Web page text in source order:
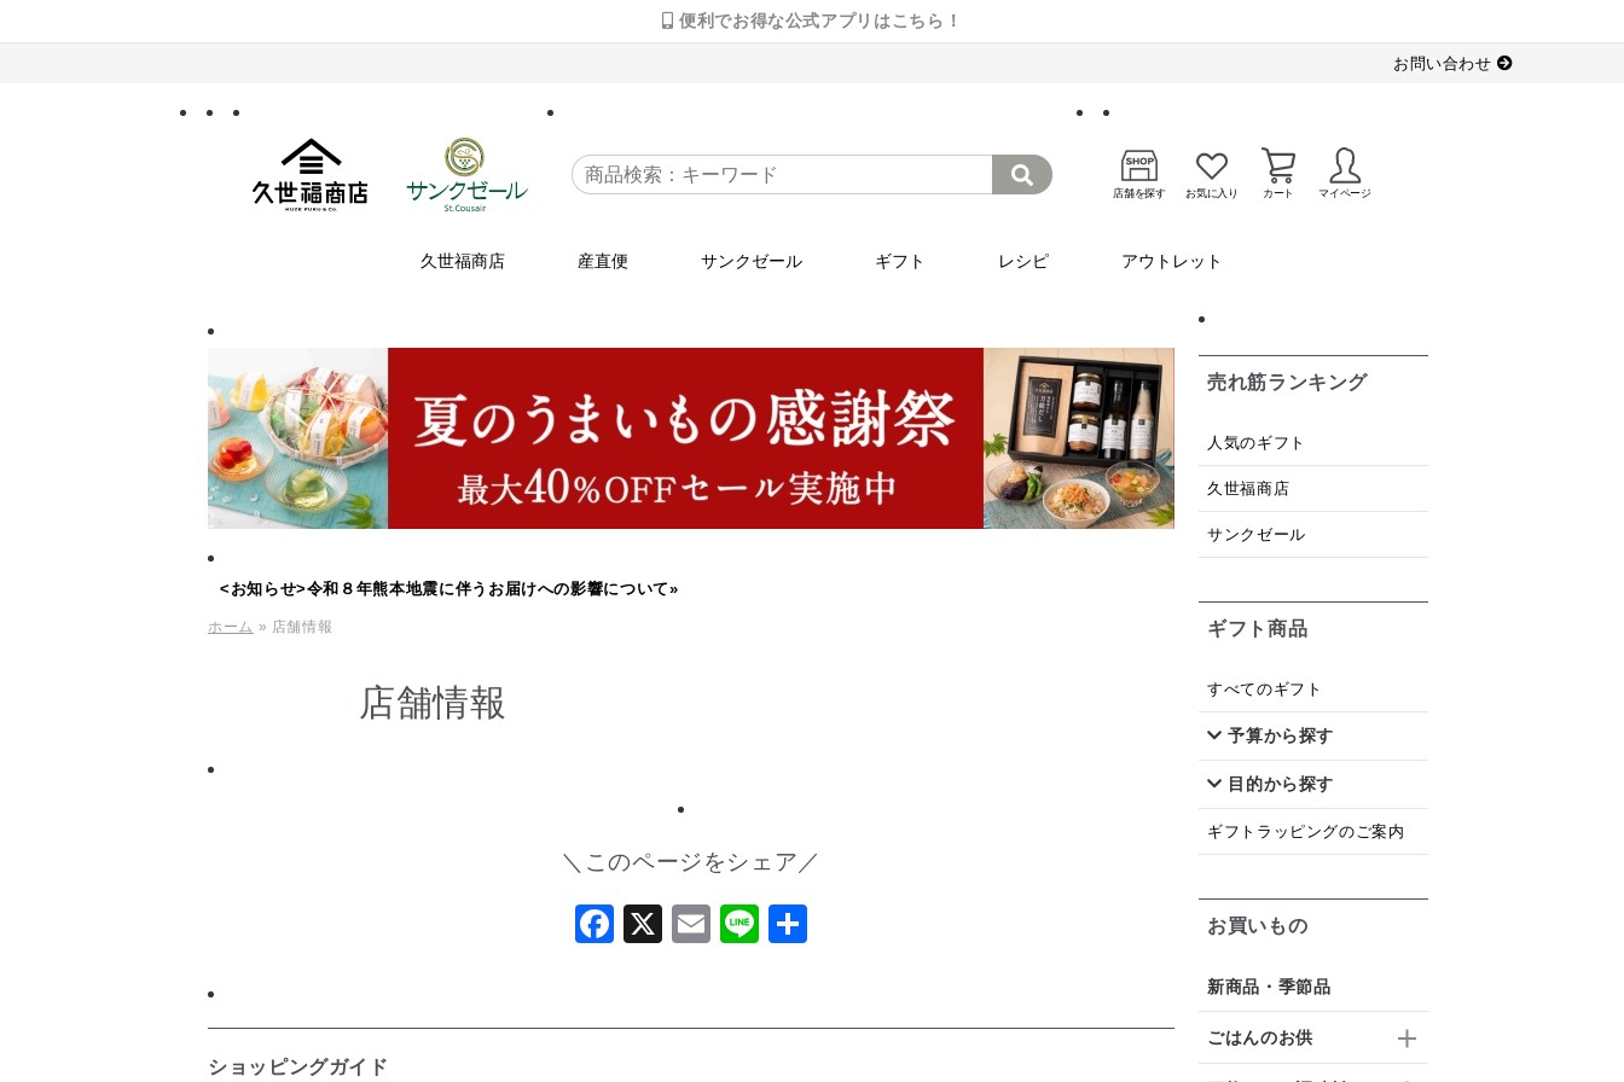
便利でお得な公式アプリはこちら！
お問い合わせ
店舗を探す お気に入り カート マイページ
久世福商店 産直便 サンクゼール ギフト レシピ アウトレット
<お知らせ>令和８年熊本地震に伴うお届けへの影響について»
ホーム » 店舗情報
店舗情報
＼このページをシェア／
Facebook
X Email
Line
ショッピングガイド
売れ筋ランキング
人気のギフト
久世福商店
サンクゼール
ギフト商品
すべてのギフト
予算から探す
目的から探す
ギフトラッピングのご案内
お買いもの
新商品・季節品
ごはんのお供